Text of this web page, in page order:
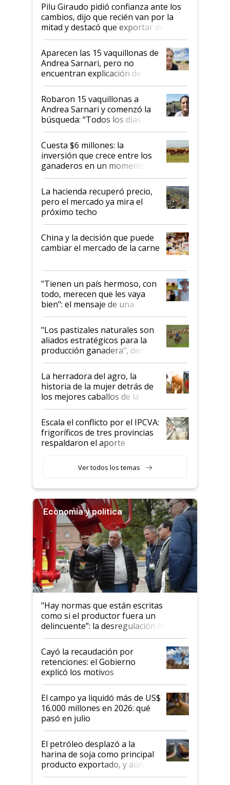
Pilu Giraudo pidió confianza ante los
cambios, dijo que recién van por la
mitad y destacó que exportar dejó de
ser "para unos pocos": "Tenemos un
mandato muy claro del gobierno
nacional"
Aparecen las 15 vaquillonas de
Andrea Sarnari, pero no
encuentran explicación de
cómo llegaron allí
Robaron 15 vaquillonas a
Andrea Sarnari y comenzó la
búsqueda: “Todos los días le
toca a algún productor”
Cuesta $6 millones: la
inversión que crece entre los
ganaderos en un momento
histórico para la actividad
La hacienda recuperó precio,
pero el mercado ya mira el
próximo techo
China y la decisión que puede
cambiar el mercado de la carne
"Tienen un país hermoso, con
todo, merecen que les vaya
bien": el mensaje de una
ganadera uruguaya sobre las
oportunidades que se abren
para el agro en Argentina, con
foco en la carne
"Los pastizales naturales son
aliados estratégicos para la
producción ganadera", destaca
la iniciativa que ya reúne a 46
establecimientos en Argentina
La herradora del agro, la
historia de la mujer detrás de
los mejores caballos de la
Argentina y los mitos que
todavía hacen sufrir a estos
animales: "Mientras me
descalificaban, yo seguí
haciendo currículum"
Escala el conflicto por el IPCVA:
frigoríficos de tres provincias
respaldaron el aporte
Ver todos los temas
Economía y política
"Hay normas que están escritas
como si el productor fuera un
delincuente”: la desregulación llegó
al Congreso Aapresid y hasta se
habló del financiamiento al IPCVA
Cayó la recaudación por
retenciones: el Gobierno
explicó los motivos
El campo ya liquidó más de US$
16.000 millones en 2026: qué
pasó en julio
El petróleo desplazó a la
harina de soja como principal
producto exportado, y aún así
el agro aportó casi seis de cada